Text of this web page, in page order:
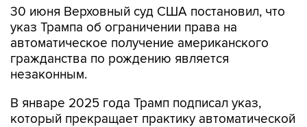
30 июня Верховный суд США постановил, что
указ Трампа об ограничении права на
автоматическое получение американского
гражданства по рождению является
незаконным.
В январе 2025 года Трамп подписал указ,
который прекращает практику автоматической